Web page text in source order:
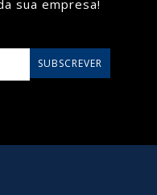
sua empresa!
SUBSCREVER